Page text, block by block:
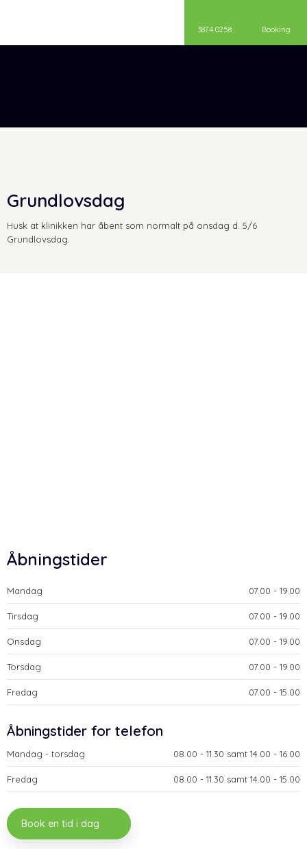
3874 0258 Booking
Grundlovsdag
​Husk at klinikken har åbent som normalt på onsdag d. 5/6
Grundlovsdag.
Åbningstider
Mandag ​07.00 - 19.00​
Tirsdag ​07.00 - 19.00​
Onsdag ​07.00 - 19.00​
Torsdag ​07.00 - 19.00​
Fredag ​07.00 - 15.00​
​Åbningstider for telefon
Mandag - torsdag​ ​08.00 - 11.30 samt 14.00 - 16.00​
Fredag ​08.00 - 11.30 samt 14.00 - 15.00
Book en tid i dag